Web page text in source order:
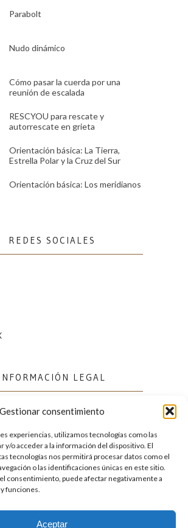
Gestionar consentimiento
experiencias, utilizamos tecnologías como las
y/o acceder a la información del dispositivo. El
tecnologías nos permitirá procesar datos como el
o las identificaciones únicas en este sitio.
consentimiento, puede afectar negativamente a
funciones.
Aceptar
Parabolt
Nudo dinámico
Cómo pasar la cuerda por una
reunión de escalada
RESCYOU para rescate y
autorrescate en grieta
Orientación básica: La Tierra,
Estrella Polar y la Cruz del Sur
Orientación básica: Los meridianos
REDES SOCIALES
LEGAL
cookies (UE)
FACEBOOK